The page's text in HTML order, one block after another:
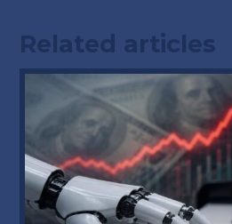
Related articles